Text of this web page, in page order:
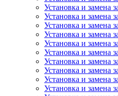
Установка и замена
Установка и замена
Установка и замена
Установка и замена
Установка и замена
Установка и замена
Установка и замена
Установка и замена
Установка и замена
Установка и замена